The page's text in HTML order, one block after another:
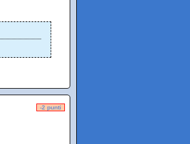
-2 punti